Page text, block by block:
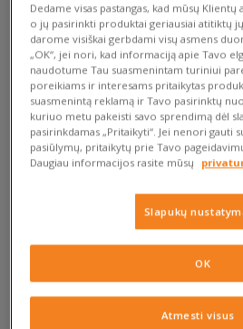
03.07.2026
Kokias sportines balerinas
pasirinkti?
pagrindinį puslapį visose
įmanomose socialinių tinklų
platformose? Nieko nuostabaus.
svarbu…
SKAITYTI
Dedame visas pastangas, kad mūsų
o jų pasirinkti produktai geriausiai atitiktų
darome visiškai gerbdami visų asmens
„OK“, jei nori, kad informaciją apie Tavo
naudotume Tau suasmenintam turiniui
poreikiams ir interesams pritaikytas
suasmenintą reklamą ir Tavo pasirinktų
kuriuo metu pakeisti savo sprendimą dėl
pasirinkdamas „Pritaikyti“. Jei nenori gauti
pasiūlymų, pritaikytų prie Tavo
Daugiau informacijos rasite mūsų
Slapukų
Atmesti visus
OK